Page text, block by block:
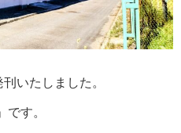
いたしました。
す。